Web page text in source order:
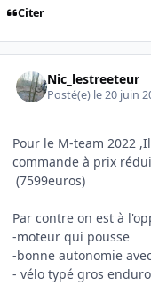
Citer
Nic_lestreeteur
Posté(e) le 20 juin
Pour le M-team 2022
commande à prix
(7599euros)
Par contre on est à
-moteur qui pousse
-bonne autonomie
- vélo typé gros